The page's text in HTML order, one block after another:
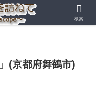
(京都府舞鶴市)
検索